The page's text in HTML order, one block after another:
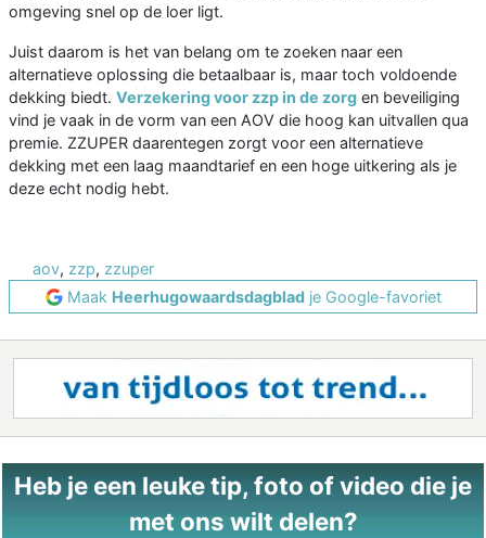
omgeving snel op de loer ligt.
Juist daarom is het van belang om te zoeken naar een
alternatieve oplossing die betaalbaar is, maar toch voldoende
dekking biedt. Verzekering voor zzp in de zorg en beveiliging
vind je vaak in de vorm van een AOV die hoog kan uitvallen qua
premie. ZZUPER daarentegen zorgt voor een alternatieve
dekking met een laag maandtarief en een hoge uitkering als je
deze echt nodig hebt.
aov, zzp, zzuper
Maak Heerhugowaardsdagbladje Google-favoriet
Heb je een leuke tip, foto of video die je
met ons wilt delen?